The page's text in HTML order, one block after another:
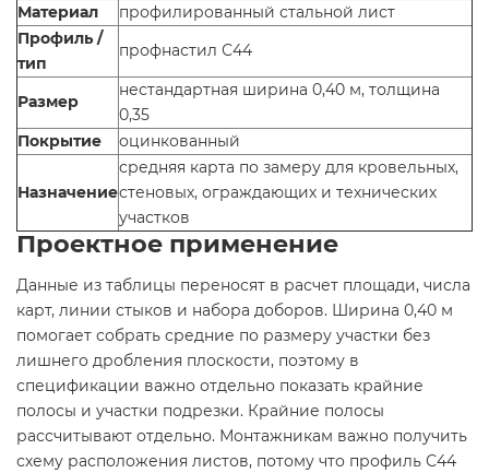
Материал
профилированный стальной лист
Профиль /
тип
профнастил С44
Размер
нестандартная ширина 0,40 м, толщина
0,35
Покрытие
оцинкованный
Назначение
средняя карта по замеру для кровельных,
стеновых, ограждающих и технических
участков
Проектное применение
Данные из таблицы переносят в расчет площади, числа
карт, линии стыков и набора доборов. Ширина 0,40 м
помогает собрать средние по размеру участки без
лишнего дробления плоскости, поэтому в
спецификации важно отдельно показать крайние
полосы и участки подрезки. Крайние полосы
рассчитывают отдельно. Монтажникам важно получить
схему расположения листов, потому что профиль С44